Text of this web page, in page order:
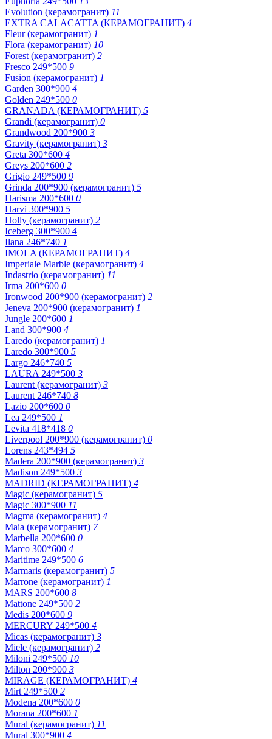
Evolution (керамогранит) 11
EXTRA CALACATTA (КЕРАМОГРАНИТ) 4
Fleur (керамогранит) 1
Flora (керамогранит) 10
Forest (керамогранит) 2
Fresco 249*500 9
Fusion (керамогранит) 1
Garden 300*900 4
Golden 249*500 0
GRANADA (КЕРАМОГРАНИТ) 5
Grandi (керамогранит) 0
Grandwood 200*900 3
Gravity (керамогранит) 3
Greta 300*600 4
Greys 200*600 2
Grigio 249*500 9
Grinda 200*900 (керамогранит) 5
Harisma 200*600 0
Harvi 300*900 5
Holly (керамогранит) 2
Iceberg 300*900 4
Ilana 246*740 1
IMOLA (КЕРАМОГРАНИТ) 4
Imperiale Marble (керамогранит) 4
Indastrio (керамогранит) 11
Irma 200*600 0
Ironwood 200*900 (керамогранит) 2
Jeneva 200*900 (керамогранит) 1
Jungle 200*600 1
Land 300*900 4
Laredo (керамогранит) 1
Laredo 300*900 5
Largo 246*740 5
LAURA 249*500 3
Laurent (керамогранит) 3
Laurent 246*740 8
Lazio 200*600 0
Lea 249*500 1
Levita 418*418 0
Liverpool 200*900 (керамогранит) 0
Lorens 243*494 5
Madera 200*900 (керамогранит) 3
Madison 249*500 3
MADRID (КЕРАМОГРАНИТ) 4
Magic (керамогранит) 5
Magic 300*900 11
Magma (керамогранит) 4
Maia (керамогранит) 7
Marbella 200*600 0
Marco 300*600 4
Maritime 249*500 6
Marmaris (керамогранит) 5
Marrone (керамогранит) 1
MARS 200*600 8
Mattone 249*500 2
Medis 200*600 9
MERCURY 249*500 4
Micas (керамогранит) 3
Miele (керамогранит) 2
Miloni 249*500 10
Milton 200*900 3
MIRAGE (КЕРАМОГРАНИТ) 4
Mirt 249*500 2
Modena 200*600 0
Morana 200*600 1
Mural (керамогранит) 11
Mural 300*900 4